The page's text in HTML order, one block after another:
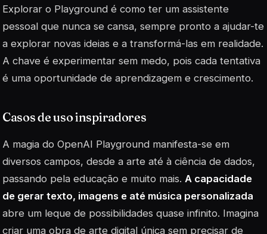
Explorar o Playground é como ter um assistente
pessoal que nunca se cansa, sempre pronto a ajudar-te
a explorar novas ideias e a transformá-las em realidade.
A chave é experimentar sem medo, pois cada tentativa
é uma oportunidade de aprendizagem e crescimento.
Casos de uso inspiradores
A magia do OpenAI Playground manifesta-se em
diversos campos, desde a arte até à ciência de dados,
passando pela educação e muito mais. A capacidade
de gerar texto, imagens e até música personalizada
abre um leque de possibilidades quase infinito. Imagina
criar uma obra de arte digital única sem precisar de